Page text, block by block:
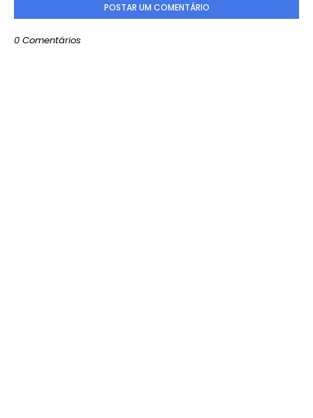
POSTAR UM COMENTÁRIO
0 Comentários